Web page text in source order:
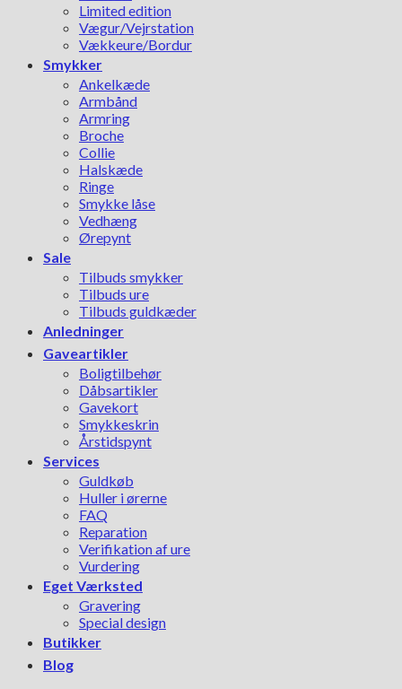
Limited edition
Vægur/Vejrstation
Vækkeure/Bordur
Smykker
Ankelkæde
Armbånd
Armring
Broche
Collie
Halskæde
Ringe
Smykke låse
Vedhæng
Ørepynt
Sale
Tilbuds smykker
Tilbuds ure
Tilbuds guldkæder
Anledninger
Gaveartikler
Boligtilbehør
Dåbsartikler
Gavekort
Smykkeskrin
Årstidspynt
Services
Guldkøb
Huller i ørerne
FAQ
Reparation
Verifikation af ure
Vurdering
Eget Værksted
Gravering
Special design
Butikker
Blog